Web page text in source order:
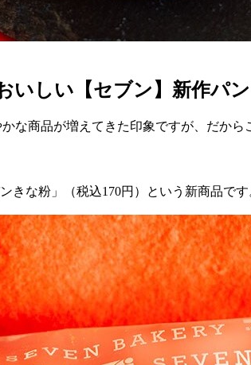
いしい【セブン】新作パン
な商品が増えてきた印象ですが、だか
きな粉」（税込170円）という新商品です